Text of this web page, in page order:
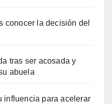
conocer la decisión del
tras ser acosada y
abuela
influencia para acelerar